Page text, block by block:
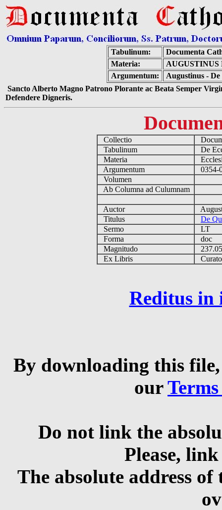
Tabulinum:
Documenta
Materia:
Argumentum:
Augustinus -
Sancto Alberto Magno Patrono Plorante ac Beata Semper
Defendere Digneris.
Collectio
Tabulinum
De
Materia
Argumentum
0354-
Volumen
Ab Columna ad Culumnam
Auctor
Titulus
De
Sermo
LT
Forma
doc
Magnitudo
Ex Libris
Reditus in
By downloading this
our
Do not link the
Please,
The absolute address